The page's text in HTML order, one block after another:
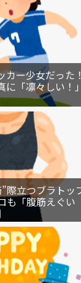
ー少女だった！
「凛々しい！」
際立つブラトッ
も「腹筋えぐい